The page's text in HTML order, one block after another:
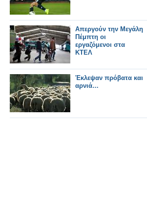
Απεργούν την Μεγάλη
Πέμπτη οι
εργαζόμενοι στα
ΚΤΕΛ
Έκλεψαν πρόβατα και
αρνιά…